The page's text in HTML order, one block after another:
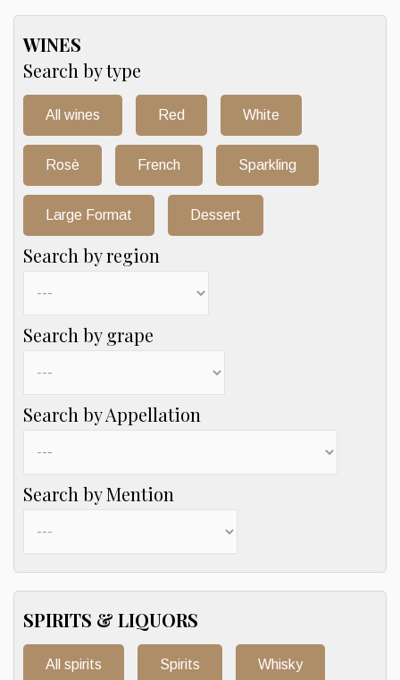
WINES
Search by type
All wines Red White
Rosè French Sparkling
Large Format Dessert
Search by region
Search by grape
Search by Appellation
Search by Mention
SPIRITS & LIQUORS
All spirits Spirits Whisky